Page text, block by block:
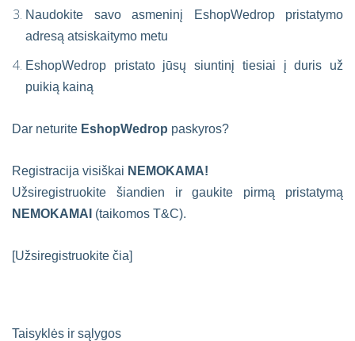
Naudokite savo asmeninį EshopWedrop pristatymo
adresą atsiskaitymo metu
EshopWedrop pristato jūsų siuntinį tiesiai į duris už
puikią kainą
Dar neturite EshopWedrop paskyros?
Registracija visiškai NEMOKAMA!
Užsiregistruokite šiandien ir gaukite pirmą pristatymą
NEMOKAMAI (taikomos T&C).
[Užsiregistruokite čia]
Taisyklės ir sąlygos